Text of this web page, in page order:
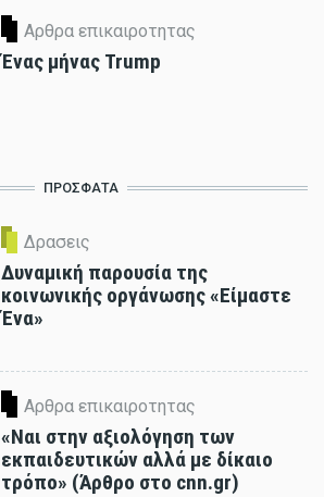
Αρθρα επικαιροτητας
Ένας μήνας Trump
ΠΡΟΣΦΑΤΑ
Δρασεις
Δυναμική παρουσία της
κοινωνικής οργάνωσης «Είμαστε
Ένα»
Αρθρα επικαιροτητας
«Ναι στην αξιολόγηση των
εκπαιδευτικών αλλά με δίκαιο
τρόπο» (Άρθρο στο cnn.gr)